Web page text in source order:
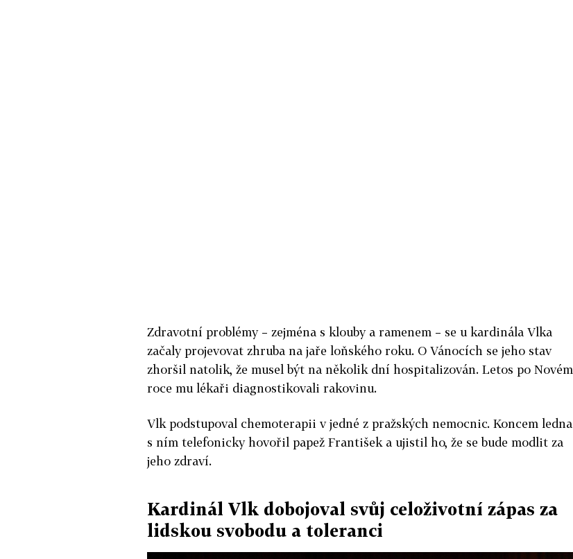
Zdravotní problémy – zejména s klouby a ramenem – se u kardinála Vlka
začaly projevovat zhruba na jaře loňského roku. O Vánocích se jeho stav
zhoršil natolik, že musel být na několik dní hospitalizován. Letos po Novém
roce mu lékaři diagnostikovali rakovinu.
Vlk podstupoval chemoterapii v jedné z pražských nemocnic. Koncem ledna
s ním telefonicky hovořil papež František a ujistil ho, že se bude modlit za
jeho zdraví.
Kardinál Vlk dobojoval svůj celoživotní zápas za
lidskou svobodu a toleranci